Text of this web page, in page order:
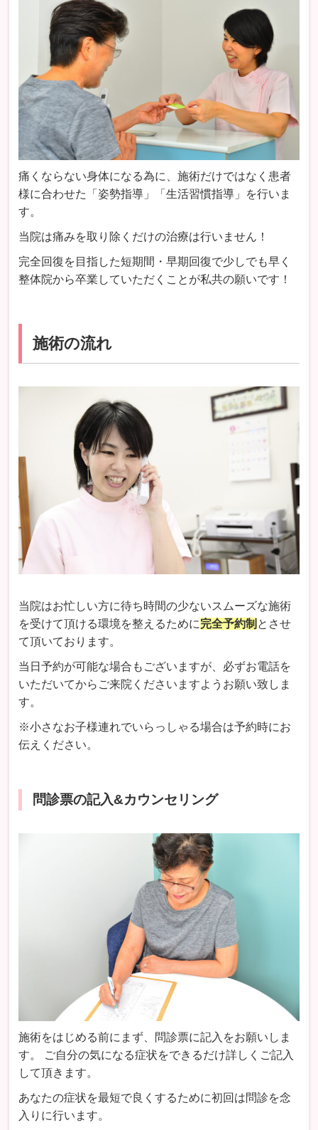
痛くならない身体になる為に、施術だけではなく患者
様に合わせた「姿勢指導」「生活習慣指導」を行いま
す。
当院は痛みを取り除くだけの治療は行いません！
完全回復を目指した短期間・早期回復で少しでも早く
整体院から卒業していただくことが私共の願いです！
施術の流れ
当院はお忙しい方に待ち時間の少ないスムーズな施術
を受けて頂ける環境を整えるために完全予約制 とさせ
て頂いております。
当日予約が可能な場合もございますが、必ずお電話を
いただいてからご来院くださいますようお願い致しま
す。
※小さなお子様連れでいらっしゃる場合は予約時にお
伝えください。
問診票の記入&カウンセリング
施術をはじめる前にまず、問診票に記入をお願いしま
す。 ご自分の気になる症状をできるだけ詳しくご記入
して頂きます。
あなたの症状を最短で良くするために初回は問診を念
入りに行います。